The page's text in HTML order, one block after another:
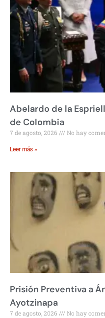
Abelardo de la
de Colombia
7 de agosto, 2026 No hay
Leer más »
Prisión Preventiva a
Ayotzinapa
7 de agosto, 2026 No hay